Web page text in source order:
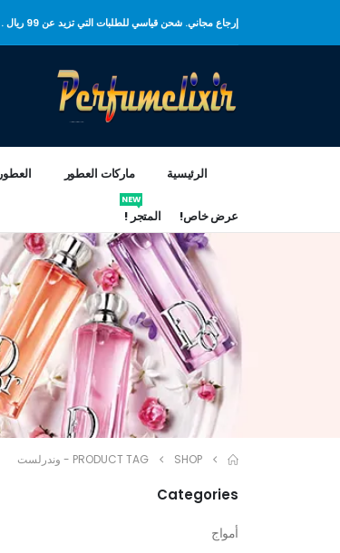
إرجاع مجاني. شحن قياسي للطلبات التي تزيد عن 99 ريال .
الرئيسية ماركات العطور العطور
عرض خاص! المتجر !
NEW
SHOP
PRODUCT TAG - وندرلست
Categories
أمواج